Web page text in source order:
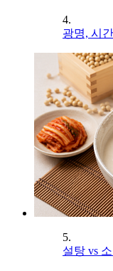
4.
광명, 시
5.
설탕 vs